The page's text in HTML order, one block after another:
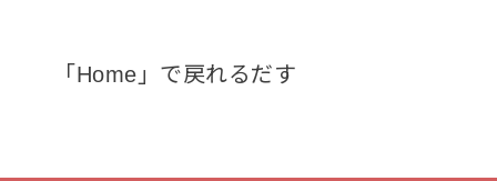
「Home」で戻れるだす